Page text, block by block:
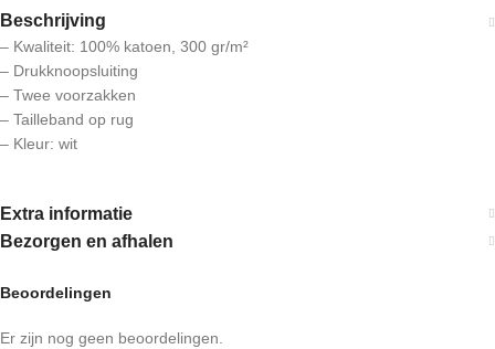
Beschrijving
– Kwaliteit: 100% katoen, 300 gr/m²
– Drukknoopsluiting
– Twee voorzakken
– Tailleband op rug
– Kleur: wit
Extra informatie
Bezorgen en afhalen
Beoordelingen
Er zijn nog geen beoordelingen.